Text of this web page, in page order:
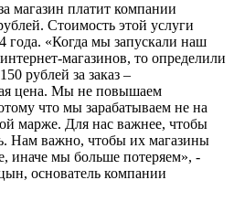
магазин платит компании
Стоимость этой услуги
года. «Когда мы запускали наш
магазинов, то определили
рублей за заказ –
цена. Мы не повышаем
что мы зарабатываем не на
марже. Для нас важнее, чтобы
Нам важно, чтобы их магазины
иначе мы больше потеряем», -
основатель компании